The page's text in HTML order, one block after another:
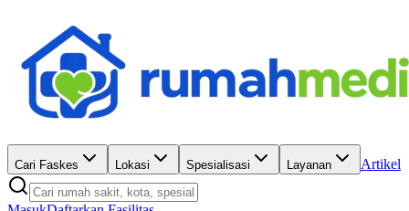
Cari Faskes Lokasi Spesialisasi Layanan Artikel